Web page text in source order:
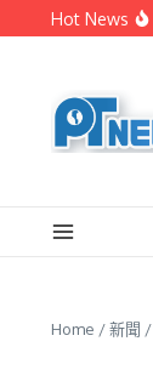
Skip to content
Hot News
潮州之美職人攝影
Home /新聞 /